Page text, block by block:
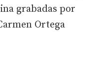
grabadas por
Ortega